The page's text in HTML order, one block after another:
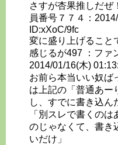
さすが杏果推しだぜ
員番号７７４：
ID:xXoC/9fc
変に盛り上げること
感じるが497 ：ファ
2014/01/16(木)
お前ら本当いい奴ば
は上記の「普通あー
し、すでに書き込ん
「別スレで書くの
のじゃなくて、書き
いだけ」